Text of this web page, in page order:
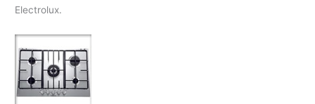
Electrolux.